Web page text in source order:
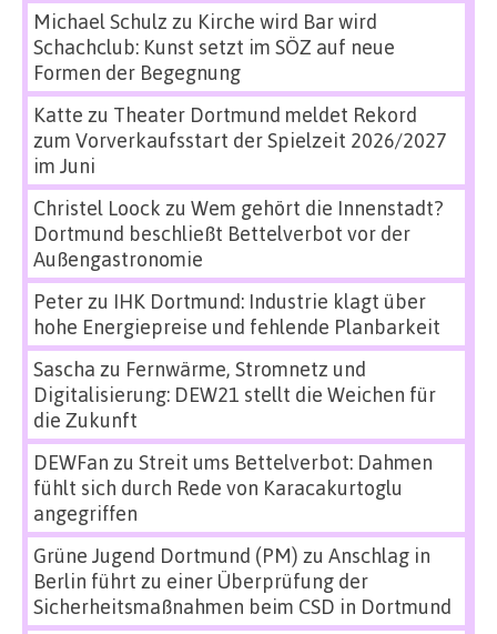
Michael Schulz zu Kirche wird Bar wird
Schachclub: Kunst setzt im SÖZ auf neue
Formen der Begegnung
Katte zu Theater Dortmund meldet Rekord
zum Vorverkaufsstart der Spielzeit 2026/2027
im Juni
Christel Loock zu Wem gehört die Innenstadt?
Dortmund beschließt Bettelverbot vor der
Außengastronomie
Peterzu IHK Dortmund: Industrie klagt über
hohe Energiepreise und fehlende Planbarkeit
Sascha zu Fernwärme, Stromnetz und
Digitalisierung: DEW21 stellt die Weichen für
die Zukunft
DEWFan zu Streit ums Bettelverbot: Dahmen
fühlt sich durch Rede von Karacakurtoglu
angegriffen
Grüne Jugend Dortmund (PM) zu Anschlag in
Berlin führt zu einer Überprüfung der
Sicherheitsmaßnahmen beim CSD in Dortmund